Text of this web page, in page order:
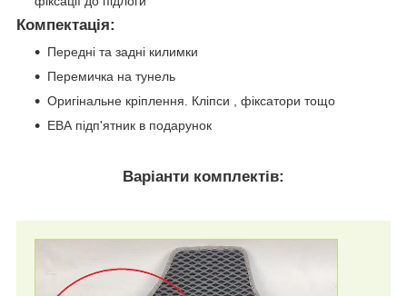
Компектація:
Передні та задні килимки
Перемичка на тунель
Оригінальне кріплення. Кліпси , фіксатори тощо
ЕВА підп'ятник в подарунок
Варіанти комплектів: